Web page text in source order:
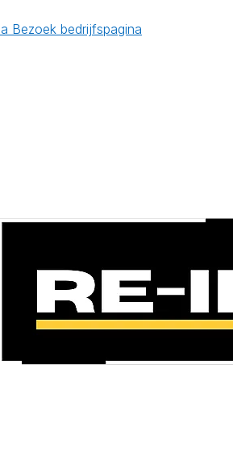
Bezoek bedrijfspagina